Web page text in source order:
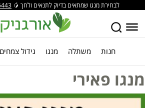
לבחירת מנגו שמתאים בדיוק לתנאים ולחך 🥭
אין חנות משתלה מנגו גידול צמחים
מנגו פאירי